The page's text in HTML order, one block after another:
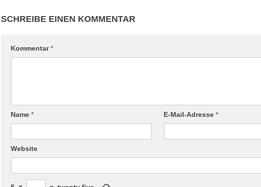
SCHREIBE EINEN KOMMENTAR
Kommentar*
Name * E-Mail-Adresse*
Website